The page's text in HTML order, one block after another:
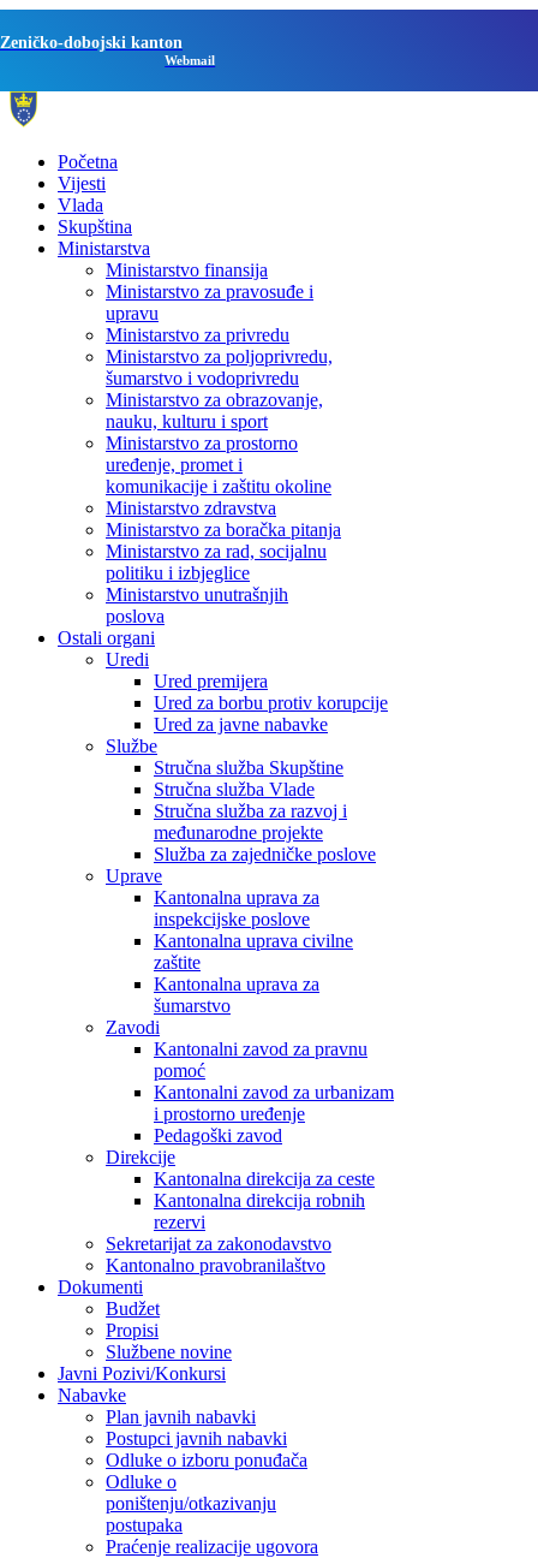
Zeničko-dobojski kanton
Webmail
Početna
Vijesti
Vlada
Skupština
Ministarstva
Ministarstvo finansija
Ministarstvo za pravosuđe i
upravu
Ministarstvo za privredu
Ministarstvo za poljoprivredu,
šumarstvo i vodoprivredu
Ministarstvo za obrazovanje,
nauku, kulturu i sport
Ministarstvo za prostorno
uređenje, promet i
komunikacije i zaštitu okoline
Ministarstvo zdravstva
Ministarstvo za boračka pitanja
Ministarstvo za rad, socijalnu
politiku i izbjeglice
Ministarstvo unutrašnjih
poslova
Ostali organi
Uredi
Ured premijera
Ured za borbu protiv korupcije
Ured za javne nabavke
Službe
Stručna služba Skupštine
Stručna služba Vlade
Stručna služba za razvoj i
međunarodne projekte
Služba za zajedničke poslove
Uprave
Kantonalna uprava za
inspekcijske poslove
Kantonalna uprava civilne
zaštite
Kantonalna uprava za
šumarstvo
Zavodi
Kantonalni zavod za pravnu
pomoć
Kantonalni zavod za urbanizam
i prostorno uređenje
Pedagoški zavod
Direkcije
Kantonalna direkcija za ceste
Kantonalna direkcija robnih
rezervi
Sekretarijat za zakonodavstvo
Kantonalno pravobranilaštvo
Dokumenti
Budžet
Propisi
Službene novine
Javni Pozivi/Konkursi
Nabavke
Plan javnih nabavki
Postupci javnih nabavki
Odluke o izboru ponuđača
Odluke o
poništenju/otkazivanju
postupaka
Praćenje realizacije ugovora